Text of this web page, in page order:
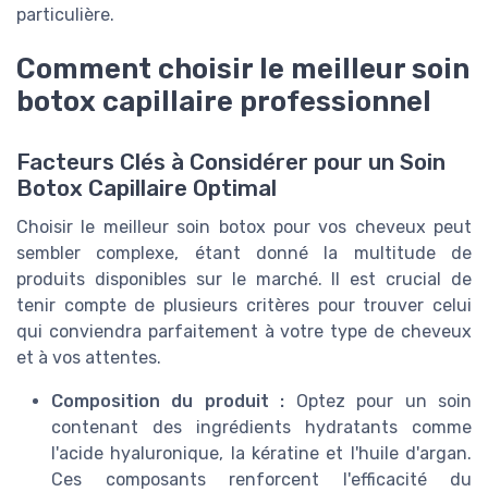
particulière.
Comment choisir le meilleur soin
botox capillaire professionnel
Facteurs Clés à Considérer pour un Soin
Botox Capillaire Optimal
Choisir le meilleur soin botox pour vos cheveux peut
sembler complexe, étant donné la multitude de
produits disponibles sur le marché. Il est crucial de
tenir compte de plusieurs critères pour trouver celui
qui conviendra parfaitement à votre type de cheveux
et à vos attentes.
Composition du produit : Optez pour un soin
contenant des ingrédients hydratants comme
l'acide hyaluronique, la kératine et l'huile d'argan.
Ces composants renforcent l'efficacité du